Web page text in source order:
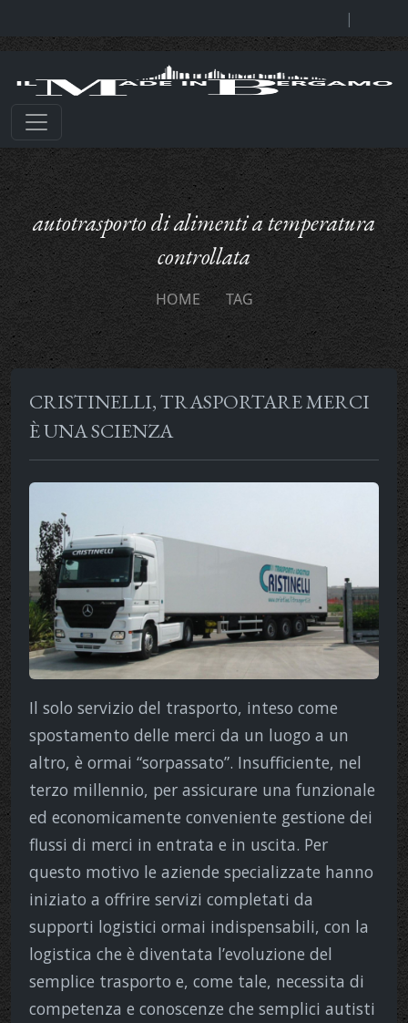
|
autotrasporto di alimenti a temperatura
controllata
HOME TAG
CRISTINELLI, TRASPORTARE MERCI
È UNA SCIENZA
Il solo servizio del trasporto, inteso come
spostamento delle merci da un luogo a un
altro, è ormai “sorpassato”. Insufficiente, nel
terzo millennio, per assicurare una funzionale
ed economicamente conveniente gestione dei
flussi di merci in entrata e in uscita. Per
questo motivo le aziende specializzate hanno
iniziato a offrire servizi completati da
supporti logistici ormai indispensabili, con la
logistica che è diventata l’evoluzione del
semplice trasporto e, come tale, necessita di
competenza e conoscenze che semplici autisti